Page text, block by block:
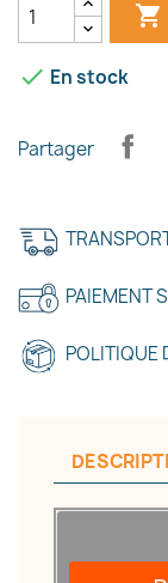

 En stock
Partager
PAIEMENT
POLITIQUE